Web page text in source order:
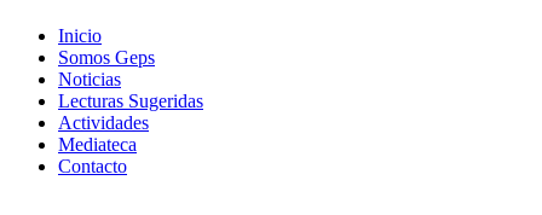
Inicio
Somos Geps
Noticias
Lecturas Sugeridas
Actividades
Mediateca
Contacto